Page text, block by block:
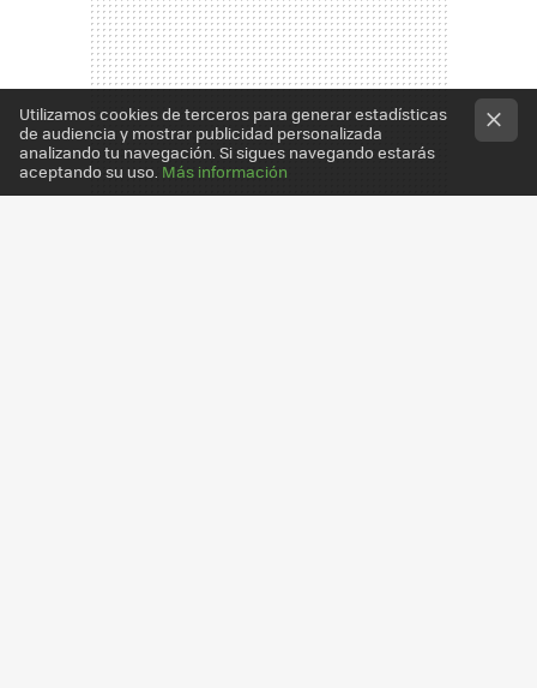
Utilizamos cookies de terceros para generar estadísticas
de audiencia y mostrar publicidad personalizada
analizando tu navegación. Si sigues navegando estarás
aceptando su uso. Más información